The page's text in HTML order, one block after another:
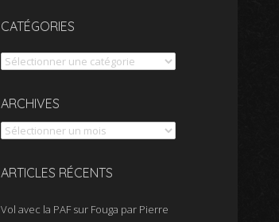
CATÉGORIES
Catégories
ARCHIVES
Archives
ARTICLES RÉCENTS
Vol avec la PAF sur Fouga par Pierre